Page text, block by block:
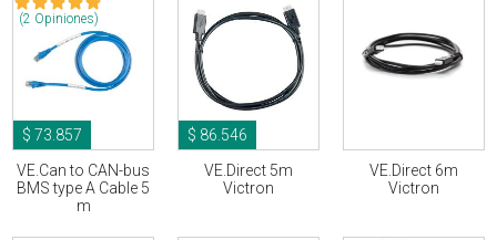
(2 Opiniones)
$ 73.857
VE.Can to CAN-bus
BMS type A Cable 5
m
$ 86.546
VE.Direct 5m
Victron
VE.Direct 6m
Victron